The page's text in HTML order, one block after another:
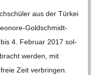
aus der Tür­kei
Gol­d­­schmidt-
4. Februar 2017 sol­
wer­den, mit
Zeit ver­brin­gen.